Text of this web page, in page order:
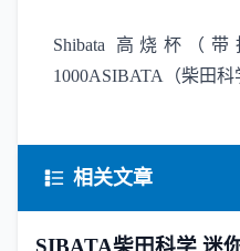
Shibata 高烧杯（
1000ASIBATA（柴田
相关文章
SIBATA柴田科学 迷